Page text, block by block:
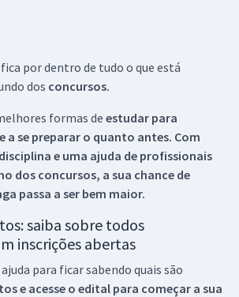
por dentro de tudo o que está
dos concursos.
formas de estudar para
a se preparar o quanto antes. Com
e uma ajuda de profissionais
dos concursos, a sua chance de
passa a ser bem maior.
saiba sobre todos
inscrições abertas
para ficar sabendo quais são
e acesse o edital para começar a sua